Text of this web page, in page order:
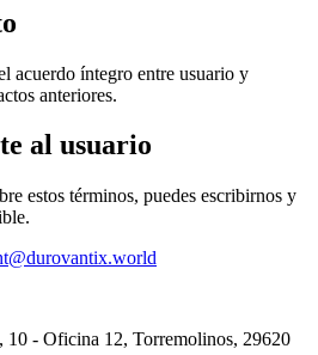
acuerdo íntegro entre usuario y
anteriores.
al usuario
estos términos, puedes escribirnos y
10 - Oficina 12, Torremolinos, 29620